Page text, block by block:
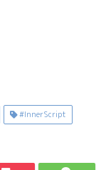
#InnerScript